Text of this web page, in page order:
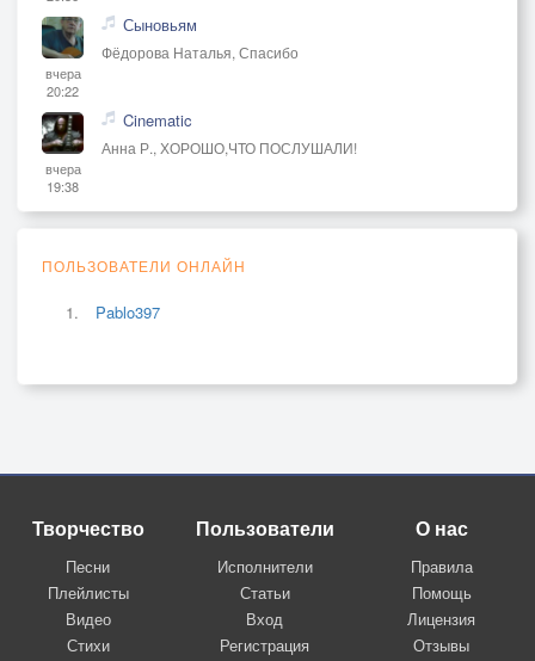
вчера
20:22
Сыновьям
Фёдорова Наталья, Спасибо
вчера
19:38
Cinematic
Анна Р., ХОРОШО,ЧТО ПОСЛУШАЛИ!
ПОЛЬЗОВАТЕЛИ ОНЛАЙН
Pablo397
Творчество
Песни
Плейлисты
Видео
Стихи
Пользователи
Исполнители
Статьи
Вход
Регистрация
О нас
Правила
Помощь
Лицензия
Отзывы